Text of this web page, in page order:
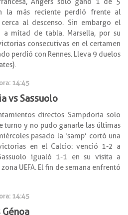
la más reciente perdió frente al
al descenso. Sin embargo el
a mitad de tabla. Marsella, por su
consecutivas en el certamen
perdió con Rennes. Lleva 9 duelos
14:45
vs Sassuolo
directos Sampdoria solo
turno y no pudo ganarle las últimas
pasado la ‘samp’ cortó una
en el Calcio: venció 1-2 a
igualó 1-1 en su visita a
UEFA. El fin de semana enfrentó
14:45